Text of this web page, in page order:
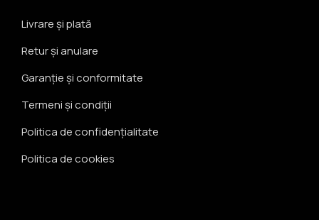
Livrare și plată
Retur și anulare
Garanție și conformitate
Termeni și condiții
Politica de confidențialitate
Politica de cookies